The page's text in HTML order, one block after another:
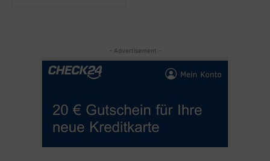
- Advertisement -